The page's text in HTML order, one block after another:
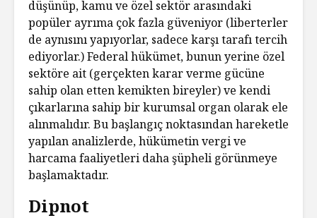
düşünüp, kamu ve özel sektör arasındaki
popüler ayrıma çok fazla güveniyor (liberterler
de aynısını yapıyorlar, sadece karşı tarafı tercih
ediyorlar.) Federal hükümet, bunun yerine özel
sektöre ait (gerçekten karar verme gücüne
sahip olan etten kemikten bireyler) ve kendi
çıkarlarına sahip bir kurumsal organ olarak ele
alınmalıdır. Bu başlangıç noktasından hareketle
yapılan analizlerde, hükümetin vergi ve
harcama faaliyetleri daha şüpheli görünmeye
başlamaktadır.
Dipnot